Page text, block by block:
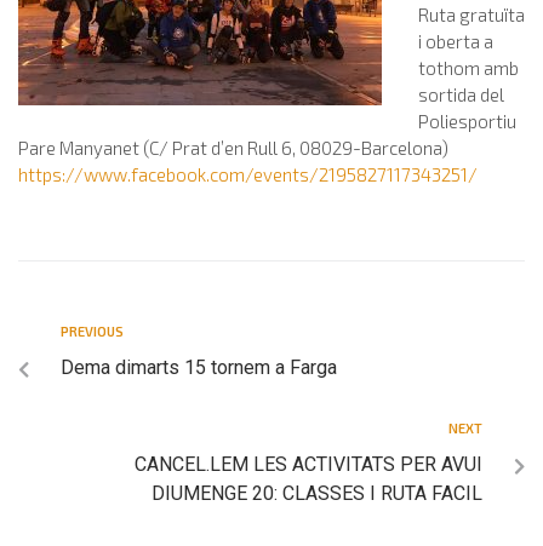
Ruta gratuïta
i oberta a
tothom amb
sortida del
Poliesportiu
Pare Manyanet (C/ Prat d’en Rull 6, 08029-Barcelona)
https://www.facebook.com/events/2195827117343251/
PREVIOUS
Dema dimarts 15 tornem a Farga
NEXT
CANCEL.LEM LES ACTIVITATS PER AVUI
DIUMENGE 20: CLASSES I RUTA FACIL